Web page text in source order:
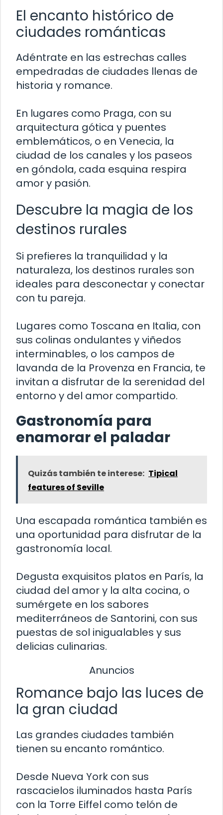
El encanto histórico de
ciudades románticas
Adéntrate en las estrechas calles
empedradas de ciudades llenas de
historia y romance.
En lugares como Praga, con su
arquitectura gótica y puentes
emblemáticos, o en Venecia, la
ciudad de los canales y los paseos
en góndola, cada esquina respira
amor y pasión.
Descubre la magia de los
destinos rurales
Si prefieres la tranquilidad y la
naturaleza, los destinos rurales son
ideales para desconectar y conectar
con tu pareja.
Lugares como Toscana en Italia, con
sus colinas ondulantes y viñedos
interminables, o los campos de
lavanda de la Provenza en Francia, te
invitan a disfrutar de la serenidad del
entorno y del amor compartido.
Gastronomía para
enamorar el paladar
Quizás también te interese: Tipical
features of Seville
Una escapada romántica también es
una oportunidad para disfrutar de la
gastronomía local.
Degusta exquisitos platos en París, la
ciudad del amor y la alta cocina, o
sumérgete en los sabores
mediterráneos de Santorini, con sus
puestas de sol inigualables y sus
delicias culinarias.
Anuncios
Romance bajo las luces de
la gran ciudad
Las grandes ciudades también
tienen su encanto romántico.
Desde Nueva York con sus
rascacielos iluminados hasta París
con la Torre Eiffel como telón de